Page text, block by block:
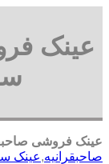
عینک
عینک فروشی
صاحبقرانیه,عینک